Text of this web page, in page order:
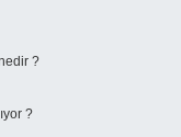
?
?